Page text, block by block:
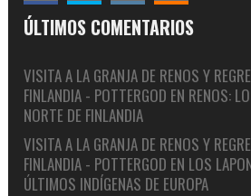
ÚLTIMOS COMENTARIOS
VISITA A LA GRANJA DE RENOS Y
FINLANDIA - POTTERGOD EN RENOS:
NORTE DE FINLANDIA
VISITA A LA GRANJA DE RENOS Y
FINLANDIA - POTTERGOD EN LOS
ÚLTIMOS INDÍGENAS DE EUROPA